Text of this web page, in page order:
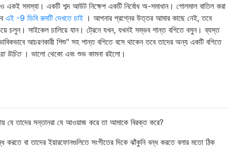
সমস্যা। একটি শব্দ আউট নিক্ষেপ একটি নির্বোধ অ-সমাধান। গোলমাল বাতিল করা
এই -9 ডিবি রুমটি দেখতে চাই । আপনার প্রশ্নের উত্তর আমার কাছে নেই, তবে
চলুন। সাইকেল চালিয়ে যান। ট্রেনে যখন, যখনই সম্ভব শান্ত বগিতে বসুন। ব্যস্ত
আচরণকারী শিশু" সহ শান্ত বগিতে বসে থাকেন তবে তাদের অন্য একটি বগিতে
উচিত। ভালো থেকো এবং শুভ কামনা রইলো।
যে তাদের সন্তানরা যে আওয়াজ করে তা আমাকে বিরক্ত করে?
বা তাদের ইয়ারফোনগুলিতে সংগীতের দিকে ঝাঁকুনি বন্ধ করতে বলার মতো ঠিক